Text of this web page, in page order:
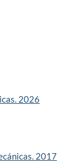
2026
2017